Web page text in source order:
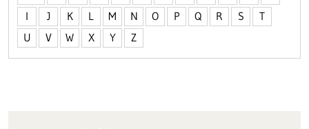
I
J K L M N O P Q R S
T
U
V W X Y Z